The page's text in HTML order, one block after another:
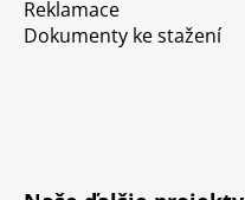
Reklamace
Dokumenty ke stažení